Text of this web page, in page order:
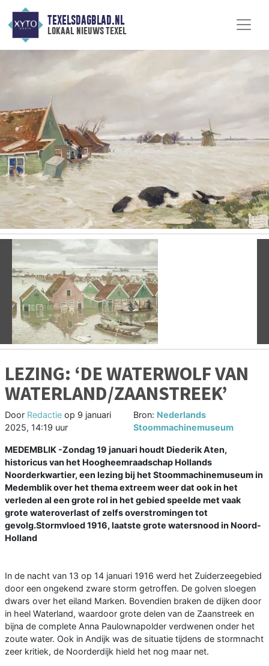
TEXELSDAGBLAD.NL
lokaal nieuws texel
Vorige
LEZING: ‘DE WATERWOLF VAN
WATERLAND/ZAANSTREEK’
Door Redactie op 9 januari
2025, 14:19 uur
Bron: Nederlands
Stoommachinemuseum
MEDEMBLIK -Zondag 19 januari houdt Diederik Aten,
historicus van het Hoogheemraadschap Hollands
Noorderkwartier, een lezing bij het Stoommachinemuseum in
Medemblik over het thema extreem weer dat ook in het
verleden al een grote rol in het gebied speelde met vaak
grote wateroverlast of zelfs overstromingen tot
gevolg.Stormvloed 1916, laatste grote watersnood in Noord-
Holland
In de nacht van 13 op 14 januari 1916 werd het Zuiderzeegebied
door een ongekend zware storm getroffen. De golven sloegen
dwars over het eiland Marken. Bovendien braken de dijken door
in heel Waterland, waardoor grote delen van de Zaanstreek en
bijna de complete Anna Paulownapolder verdwenen onder het
zoute water. Ook in Andijk was de situatie tijdens de stormnacht
zeer kritiek, de Noorderdijk hield het nog maar net.